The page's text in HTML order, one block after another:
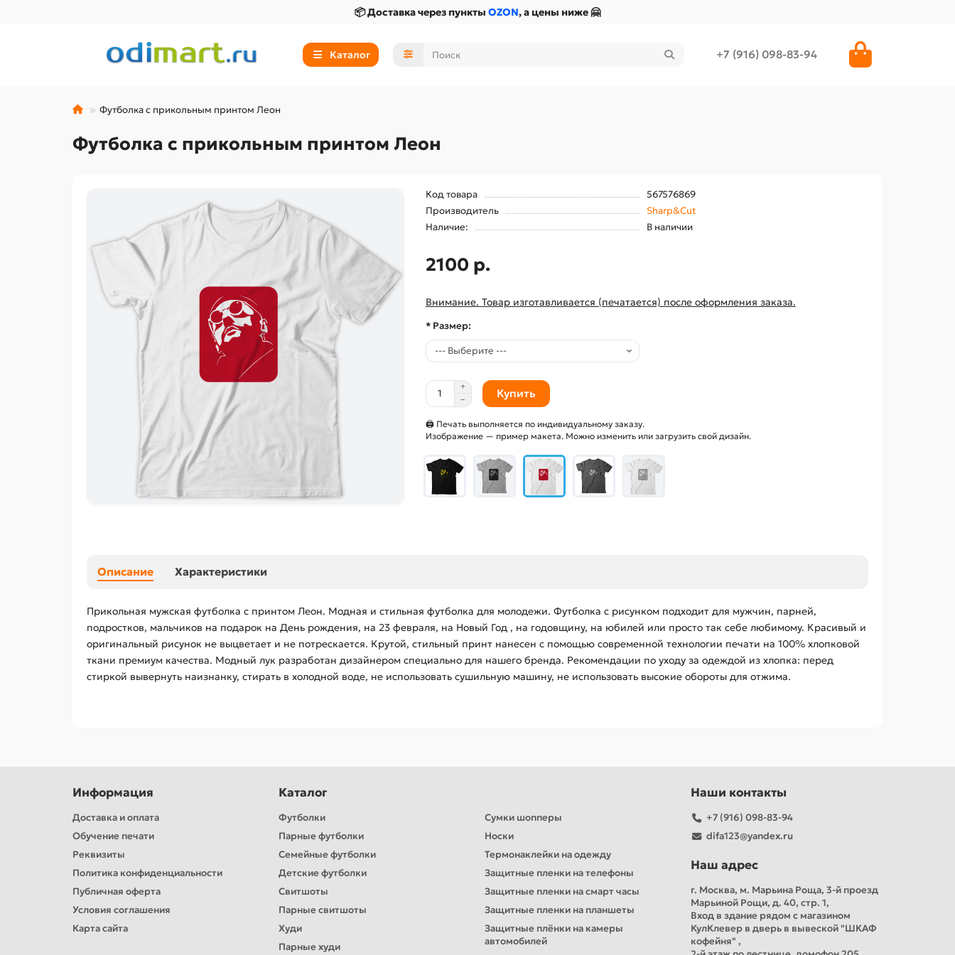
📦 Доставка через пункты OZON, а цены ниже 🤗
Каталог +7 (916) 098-83-94
Футболка с прикольным принтом Леон
Футболка с прикольным принтом Леон
Код товара
567576869
Производитель
Sharp&Cut
Наличие:
В наличии
2100 р.
Внимание. Товар изготавливается (печатается) после оформления заказа.
* Размер:
Купить
🖨 Печать выполняется по индивидуальному заказу.
Изображение — пример макета. Можно изменить или загрузить свой дизайн.
Описание Характеристики
Прикольная мужская футболка с принтом Леон. Модная и стильная футболка для молодежи. Футболка с рисунком подходит для мужчин, парней,
подростков, мальчиков на подарок на День рождения, на 23 февраля, на Новый Год , на годовщину, на юбилей или просто так себе любимому. Красивый и
оригинальный рисунок не выцветает и не потрескается. Крутой, стильный принт нанесен с помощью современной технологии печати на 100% хлопковой
ткани премиум качества. Модный лук разработан дизайнером специально для нашего бренда. Рекомендации по уходу за одеждой из хлопка: перед
стиркой вывернуть наизнанку, стирать в холодной воде, не использовать сушильную машину, не использовать высокие обороты для отжима.
Информация
Доставка и оплата
Обучение печати
Реквизиты
Политика конфиденциальности
Публичная оферта
Условия соглашения
Карта сайта
Каталог
Футболки
Парные футболки
Семейные футболки
Детские футболки
Свитшоты
Парные свитшоты
Худи
Парные худи
Сумки шопперы
Носки
Термонаклейки на одежду
Защитные пленки на телефоны
Защитные пленки на смарт часы
Защитные пленки на планшеты
Защитные плёнки на камеры
автомобилей
Наши контакты
+7 (916) 098-83-94
difa123@yandex.ru
Наш адрес
г. Москва, м. Марьина Роща, 3-й проезд
Марьиной Рощи, д. 40, стр. 1,
Вход в здание рядом с магазином
КулКлевер в дверь в вывеской "ШКАФ
кофейня" ,